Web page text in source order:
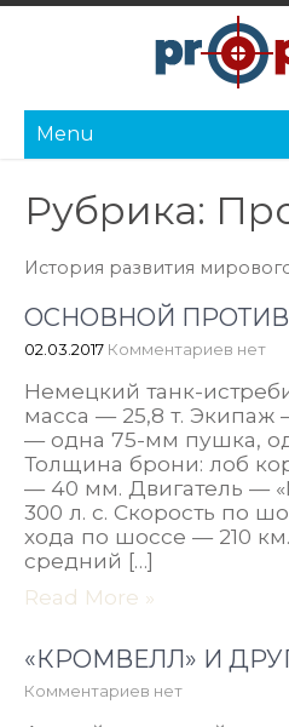
Menu
Рубрика:
История развития
ОСНОВНОЙ
02.03.2017 Комментариев нет
Немецкий танк-
масса — 25,8 т.
— одна 75-мм пушка,
Толщина брони: лоб
— 40 мм. Двигатель —
300 л. с. Скорость по
хода по шоссе — 210
средний […]
Read More »
«КРОМВЕЛЛ» И
Комментариев нет